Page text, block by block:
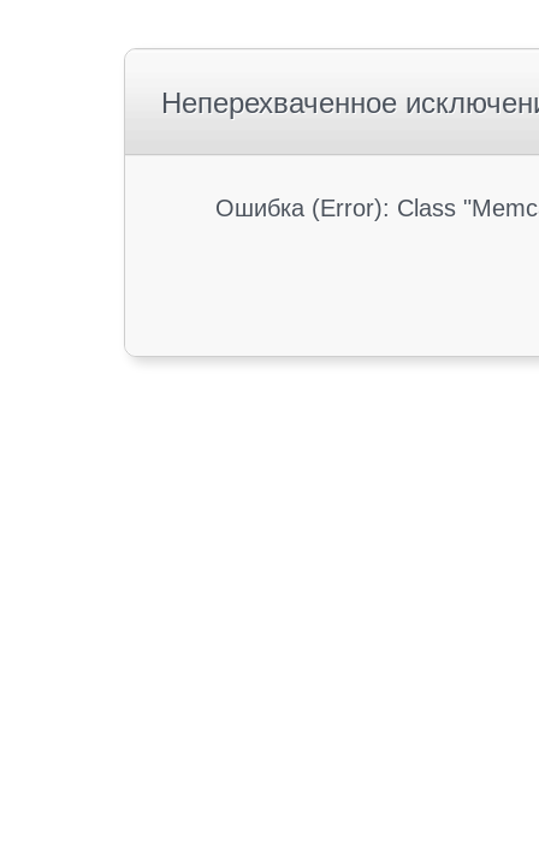
Неперехваченное
Ошибка (Error): Class